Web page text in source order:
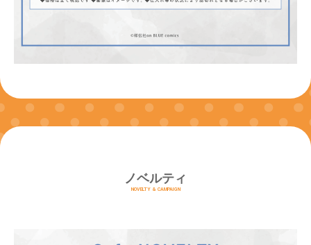
ノベルティ
NOVELTY & CAMPAIGN